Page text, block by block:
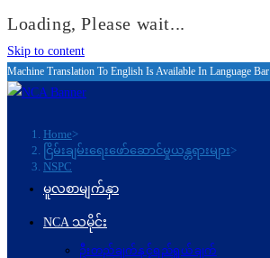
Loading, Please wait...
Skip to content
Machine Translation To English Is Available In Language Bar
Home>
ငြိမ်းချမ်းရေးဖော်‌ဆောင်မှုယန္တရားများ>
NSPC
မူလစာမျက်နှာ
NCA သမိုင်း
ဦးတည်ချက်နှင့်ရည်ရွယ်ချက်